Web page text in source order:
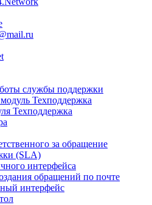
службы поддержки
Техподдержка
Техподдержка
за обращение
(SLA)
интерфейса
обращений по почте
интерфейс